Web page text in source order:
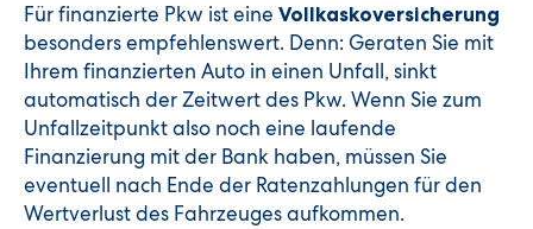
Für finanzierte Pkw ist eine Vollkaskoversicherung
besonders empfehlenswert. Denn: Geraten Sie mit
Ihrem finanzierten Auto in einen Unfall, sinkt
automatisch der Zeitwert des Pkw. Wenn Sie zum
Unfallzeitpunkt also noch eine laufende
Finanzierung mit der Bank haben, müssen Sie
eventuell nach Ende der Ratenzahlungen für den
Wertverlust des Fahrzeuges aufkommen.